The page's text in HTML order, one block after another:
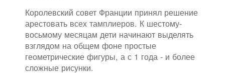
Королевский совет Франции принял решение
арестовать всех тамплиеров. К шестому-
восьмому месяцам дети начинают выделять
взглядом на общем фоне простые
геометрические фигуры, а с 1 года - и более
сложные рисунки.